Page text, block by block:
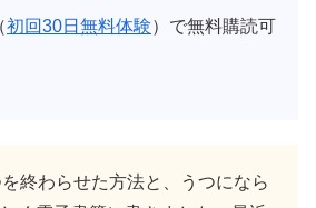
初回30日無料体験）で無料購読可
終わらせた方法と、うつになら